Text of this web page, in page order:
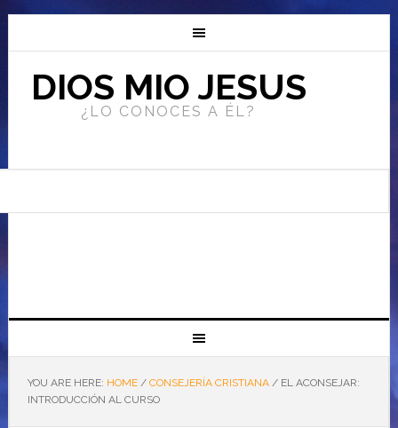
DIOS MIO JESUS
¿LO CONOCES A ÉL?
YOU ARE HERE: HOME / CONSEJERÍA CRISTIANA /EL ACONSEJAR:
INTRODUCCIÓN AL CURSO